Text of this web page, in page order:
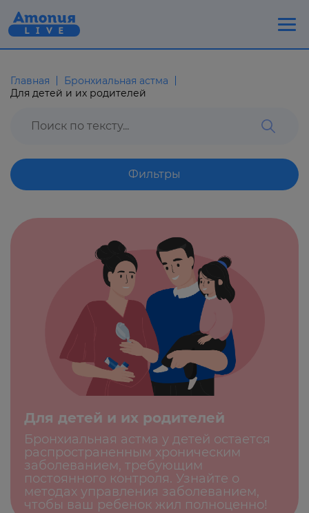
Главная
Бронхиальная астма
Для детей и их родителей
Для детей и их родителей
Бронхиальная астма у детей остается
распространенным хроническим
заболеванием, требующим
постоянного контроля. Узнайте о
методах управления заболеванием,
чтобы ваш ребенок жил полноценно!
Фильтры